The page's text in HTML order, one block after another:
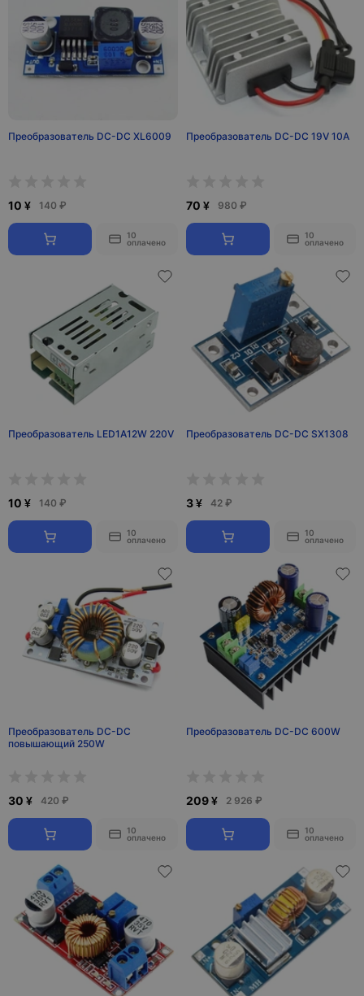
Преобразователь DC-DC XL6009
10 ¥ 140 ₽
10
оплачено
Преобразователь DC-DC 19V 10A
70 ¥ 980 ₽
10
оплачено
Преобразователь LED1A12W 220V
10 ¥ 140 ₽
10
оплачено
Преобразователь DC-DC SX1308
3 ¥ 42 ₽
10
оплачено
Преобразователь DC-DC
повышающий 250W
30 ¥ 420 ₽
10
оплачено
Преобразователь DC-DC 600W
209 ¥ 2 926 ₽
10
оплачено